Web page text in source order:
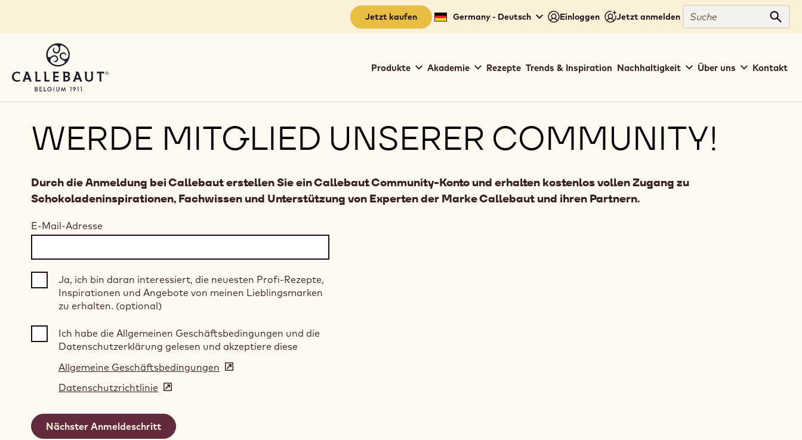
Jetzt kaufen Germany - Deutsch Einloggen Jetzt anmelden
Suche
navigation
Produkte Akademie Rezepte Trends & Inspiration Nachhaltigkeit Über uns Kontakt
WERDE MITGLIED UNSERER COMMUNITY!
Durch die Anmeldung bei Callebaut erstellen Sie ein Callebaut Community-Konto und erhalten kostenlos vollen Zugang zu
Schokoladeninspirationen, Fachwissen und Unterstützung von Experten der Marke Callebaut und ihren Partnern.
E-Mail-Adresse
Ja, ich bin daran interessiert, die neuesten Profi-Rezepte,
Inspirationen und Angebote von meinen Lieblingsmarken
zu erhalten. (optional)
Ich habe die Allgemeinen Geschäftsbedingungen und die
Datenschutzerklärung gelesen und akzeptiere diese
Allgemeine Geschäftsbedingungen (opens
Datenschutzrichtlinie (opens
a
new